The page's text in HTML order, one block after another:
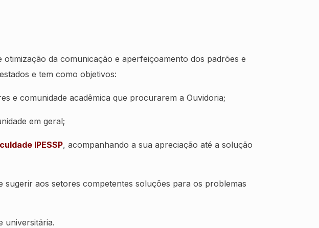
da comunicação e aperfeiçoamento dos padrões e
e tem como objetivos:
e comunidade acadêmica que procurarem a Ouvidoria;
em geral;
IPESSP, acompanhando a sua apreciação até a solução
aos setores competentes soluções para os problemas
universitária.